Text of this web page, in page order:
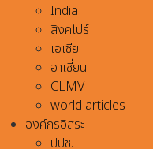
India
สิงคโปร์
เอเชีย
อาเชี่ยน
CLMV
world articles
องค์กรอิสระ
ปปช.